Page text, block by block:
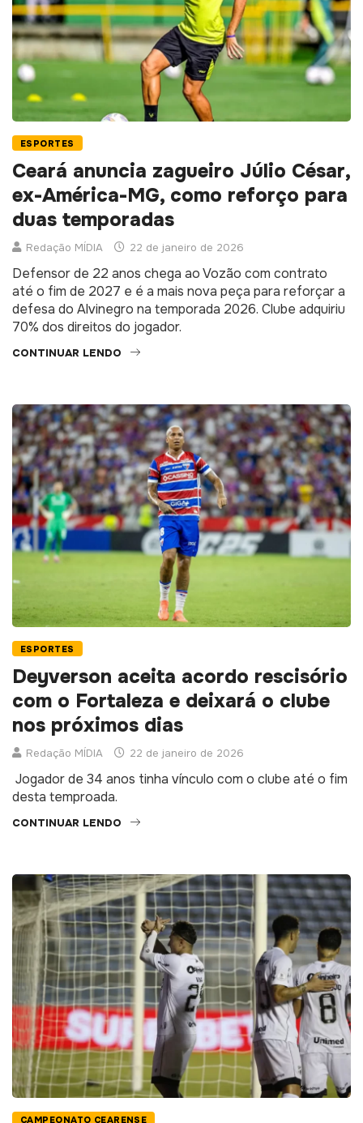
ESPORTES
Ceará anuncia zagueiro Júlio César,
ex-América-MG, como reforço para
duas temporadas
Redação MÍDIA 22 de janeiro de 2026
Defensor de 22 anos chega ao Vozão com contrato
até o fim de 2027 e é a mais nova peça para reforçar a
defesa do Alvinegro na temporada 2026. Clube adquiriu
70% dos direitos do jogador.
CONTINUAR LENDO
ESPORTES
Deyverson aceita acordo rescisório
com o Fortaleza e deixará o clube
nos próximos dias
Redação MÍDIA 22 de janeiro de 2026
Jogador de 34 anos tinha vínculo com o clube até o fim
desta temproada.
CONTINUAR LENDO
CAMPEONATO CEARENSE